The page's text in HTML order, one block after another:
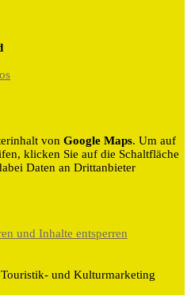
von Google Maps. Um auf
klicken Sie auf die Schaltfläche
Daten an Drittanbieter
und Inhalte entsperren
und Kulturmarketing